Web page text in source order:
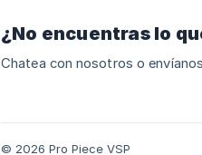
¿No encuentras lo
Chatea con nosotros o
© 2026 Pro Piece VSP